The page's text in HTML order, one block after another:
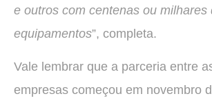
e outros com centenas ou milhares
equipamentos”, completa.
Vale lembrar que a parceria entre
empresas começou em novembro